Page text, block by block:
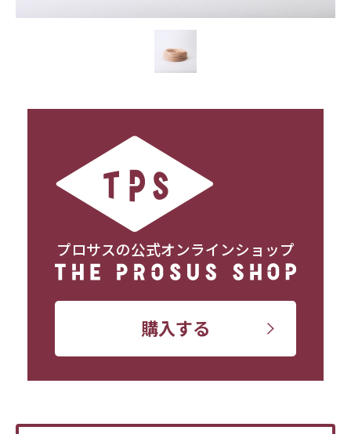
プロサスの公式オンラインショップ
購入する